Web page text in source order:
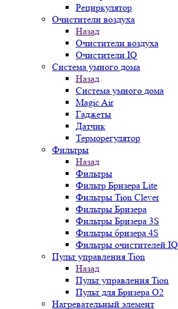
Рециркулятор
Очистители воздуха
Назад
Очистители воздуха
Очистители IQ
Система умного дома
Назад
Система умного дома
Magic Air
Гаджеты
Датчик
Терморегулятор
Фильтры
Назад
Фильтры
Фильтр Бризера Lite
Фильтры Tion Clever
Фильтры Бризера
Фильтры Бризера 3S
Фильтры бризера 4S
Фильтры очистителей IQ
Пульт управления Tion
Назад
Пульт управления Tion
Пульт для Бризера O2
Нагревательный элемент